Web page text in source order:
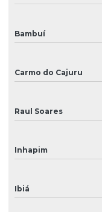
Bambuí
Carmo do Cajuru
Raul Soares
Inhapim
Ibiá